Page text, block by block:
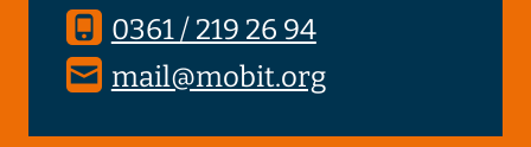
0361 / 219 26 94
mail@mobit.org